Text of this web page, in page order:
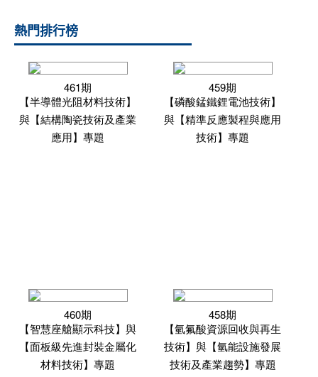
熱門排行榜
461期
【半導體光阻材料技術】
與【結構陶瓷技術及產業
應用】專題
459期
【磷酸錳鐵鋰電池技術】
與【精準反應製程與應用
技術】專題
460期
【智慧座艙顯示科技】與
【面板級先進封裝金屬化
材料技術】專題
458期
【氫氟酸資源回收與再生
技術】與【氫能設施發展
技術及產業趨勢】專題